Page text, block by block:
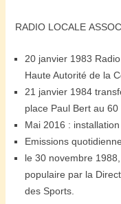
RADIO LOCALE
20 janvier 1983
Haute Autorité de la
21 janvier 1984
place Paul Bert au 60
Mai 2016 :
Emissions
le 30 novembre
populaire par la
des Sports.